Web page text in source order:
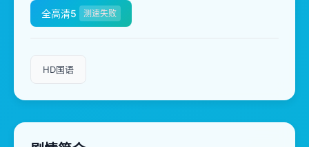
全高清5 测速失败
HD国语